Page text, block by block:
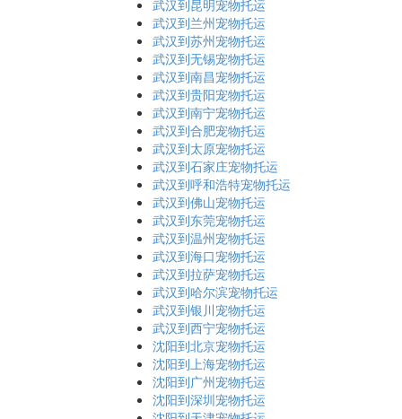
武汉到昆明宠物托运
武汉到兰州宠物托运
武汉到苏州宠物托运
武汉到无锡宠物托运
武汉到南昌宠物托运
武汉到贵阳宠物托运
武汉到南宁宠物托运
武汉到合肥宠物托运
武汉到太原宠物托运
武汉到石家庄宠物托运
武汉到呼和浩特宠物托运
武汉到佛山宠物托运
武汉到东莞宠物托运
武汉到温州宠物托运
武汉到海口宠物托运
武汉到拉萨宠物托运
武汉到哈尔滨宠物托运
武汉到银川宠物托运
武汉到西宁宠物托运
沈阳到北京宠物托运
沈阳到上海宠物托运
沈阳到广州宠物托运
沈阳到深圳宠物托运